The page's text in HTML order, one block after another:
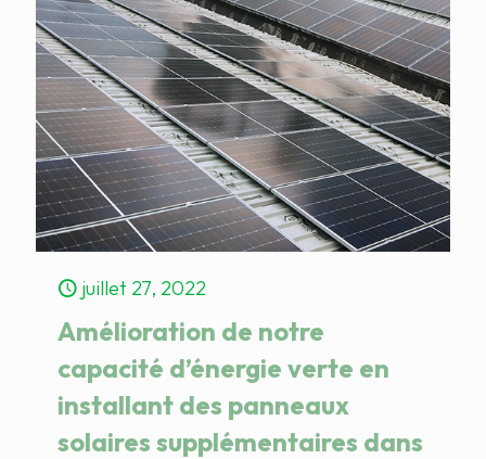
juillet 27, 2022
Amélioration de notre
capacité d’énergie verte en
installant des panneaux
solaires supplémentaires dans